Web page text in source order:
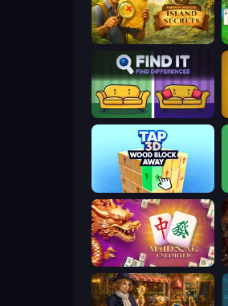
Hidden Objects: Island Secrets
Find It - Find The Differences
Mahjong Unlimited